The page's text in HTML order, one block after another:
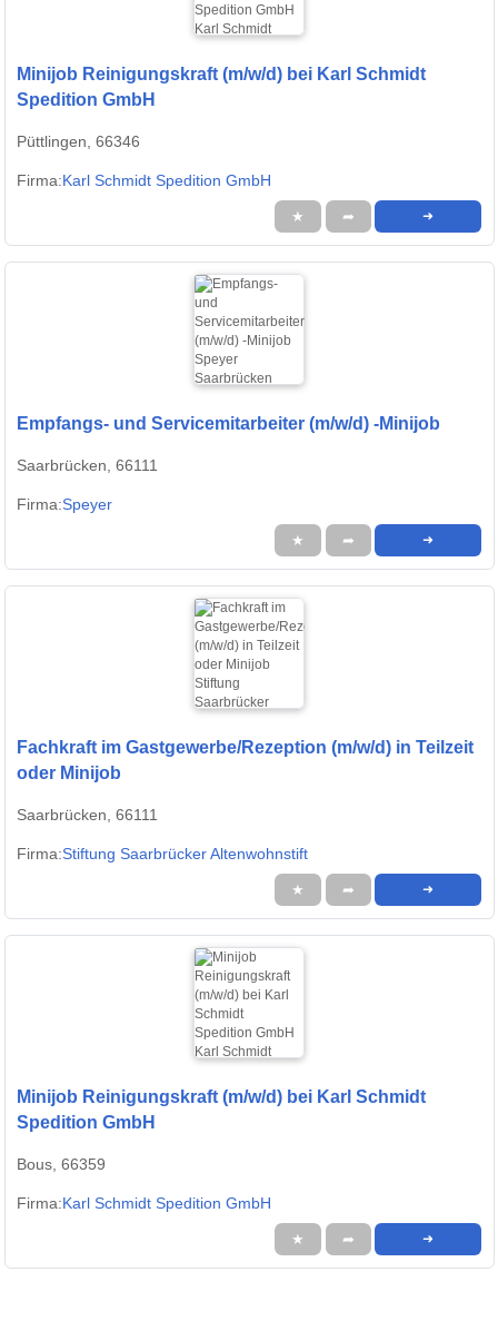
Minijob Reinigungskraft (m/w/d) bei Karl Schmidt
Spedition GmbH
Püttlingen, 66346
Firma:Karl Schmidt Spedition GmbH
★ ➦ ➜
Empfangs- und Servicemitarbeiter (m/w/d) -Minijob
Saarbrücken, 66111
Firma:Speyer
★ ➦ ➜
Fachkraft im Gastgewerbe/Rezeption (m/w/d) in Teilzeit
oder Minijob
Saarbrücken, 66111
Firma:Stiftung Saarbrücker Altenwohnstift
★ ➦ ➜
Minijob Reinigungskraft (m/w/d) bei Karl Schmidt
Spedition GmbH
Bous, 66359
Firma:Karl Schmidt Spedition GmbH
★ ➦ ➜